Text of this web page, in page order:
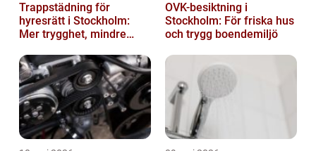
Trappstädning för
hyresrätt i Stockholm:
Mer trygghet, mindre
OVK-besiktning i
Stockholm: För friska hus
och trygg boendemiljö